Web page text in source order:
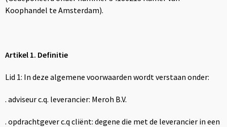
Lampen en Gereedschap
Paraplu's
Persoonlijke verzorging
Jute tassen
Kledingtassen
Koeltassen en Koelboxen
Zweetbandjes
E.H.B.O.
Overhemden
Vesten
Polo's
Koophandel te Amsterdam).
Artikel 1. Definitie
Lid 1: In deze algemene voorwaarden wordt verstaan onder:
. adviseur c.q. leverancier: Meroh B.V.
. opdrachtgever c.q cliënt: degene die met de leverancier in een